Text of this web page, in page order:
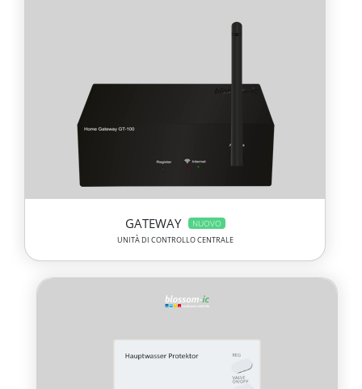
GATEWAY NUOVO
UNITÀ DI CONTROLLO CENTRALE